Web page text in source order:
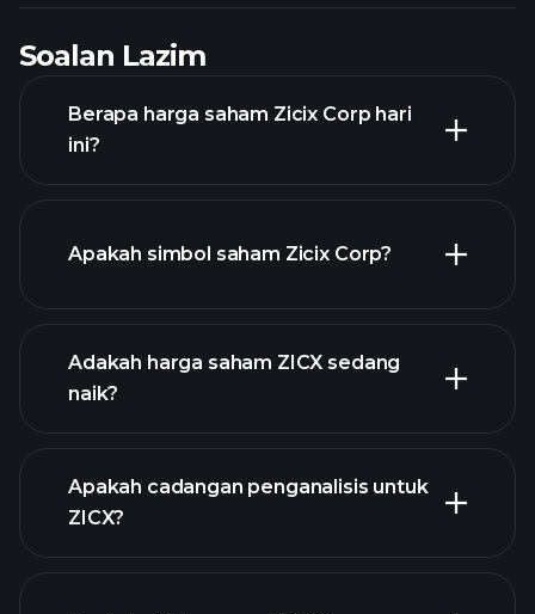
Soalan Lazim
Berapa harga saham Zicix Corp hari
ini?
grafik lanjutan
Apakah simbol saham Zicix Corp?
Adakah harga saham ZICX sedang
naik?
Apakah cadangan penganalisis untuk
ZICX?